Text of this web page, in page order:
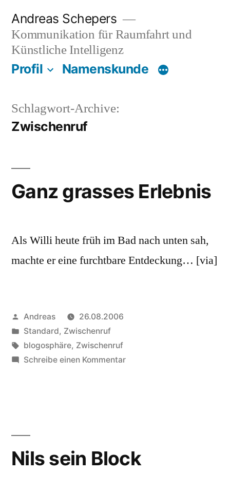
Inhalt
springen
Andreas Schepers
Kommunikation für Raumfahrt und
Künstliche Intelligenz
Profil Namenskunde
Schlagwort-Archive:
Zwischenruf
Ganz grasses Erlebnis
Als Willi heute früh im Bad nach unten sah,
machte er eine furchtbare Entdeckung… [via]
Veröffentlicht
von
Andreas
26.08.2006
Veröffentlicht
in
Standard, Zwischenruf
Schlagwörter:
blogosphäre, Zwischenruf
Schreibe einen Kommentarzu
Nils sein Block